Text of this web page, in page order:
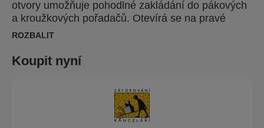
otvory umožňuje pohodlné zakládání do pákových
a kroužkových pořadačů. Otevírá se na pravé
straně bez nutnosti uvolnění mechanismu
Copy-safe materiál brání obtištění textu na desky a
neobsahuje kyseliny, zajišťuje tak spolehlivou
(polypropylen) s 30% podílem
předspotřebitelského materiálu, externě
auditováno a certifikováno společností UL, 100%
ROZBALIT
Koupit nyní